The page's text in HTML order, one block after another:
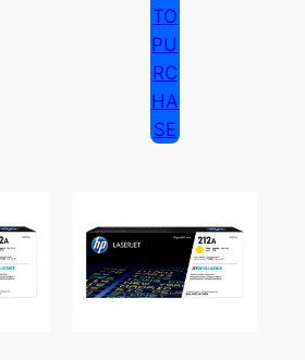
TO
PU
RC
HA
SE